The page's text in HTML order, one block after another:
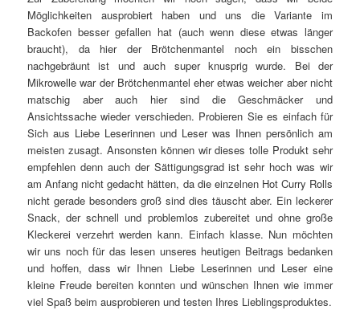
Möglichkeiten ausprobiert haben und uns die Variante im
Backofen besser gefallen hat (auch wenn diese etwas länger
braucht), da hier der Brötchenmantel noch ein bisschen
nachgebräunt ist und auch super knusprig wurde. Bei der
Mikrowelle war der Brötchenmantel eher etwas weicher aber nicht
matschig aber auch hier sind die Geschmäcker und
Ansichtssache wieder verschieden. Probieren Sie es einfach für
Sich aus Liebe Leserinnen und Leser was Ihnen persönlich am
meisten zusagt. Ansonsten können wir dieses tolle Produkt sehr
empfehlen denn auch der Sättigungsgrad ist sehr hoch was wir
am Anfang nicht gedacht hätten, da die einzelnen Hot Curry Rolls
nicht gerade besonders groß sind dies täuscht aber. Ein leckerer
Snack, der schnell und problemlos zubereitet und ohne große
Kleckerei verzehrt werden kann. Einfach klasse. Nun möchten
wir uns noch für das lesen unseres heutigen Beitrags bedanken
und hoffen, dass wir Ihnen Liebe Leserinnen und Leser eine
kleine Freude bereiten konnten und wünschen Ihnen wie immer
viel Spaß beim ausprobieren und testen Ihres Lieblingsproduktes.